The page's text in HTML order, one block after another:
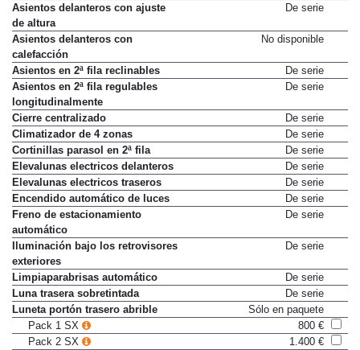
Asientos delanteros con ajuste
de altura
De serie
Asientos delanteros con
calefacción
No disponible
Asientos en 2ª fila reclinables
De serie
Asientos en 2ª fila regulables
longitudinalmente
De serie
Cierre centralizado
De serie
Climatizador de 4 zonas
De serie
Cortinillas parasol en 2ª fila
De serie
Elevalunas electricos delanteros
De serie
Elevalunas electricos traseros
De serie
Encendido automático de luces
De serie
Freno de estacionamiento
automático
De serie
Iluminación bajo los retrovisores
exteriores
De serie
Limpiaparabrisas automático
De serie
Luna trasera sobretintada
De serie
Luneta portón trasero abrible
Sólo en paquete
Pack 1 SX
800 €
Pack 2 SX
1.400 €